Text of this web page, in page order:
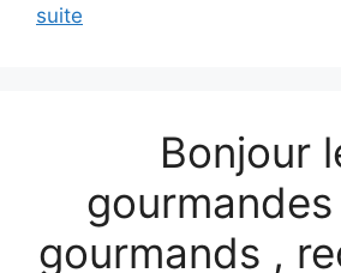
suite
Bonjour
gourmands ,